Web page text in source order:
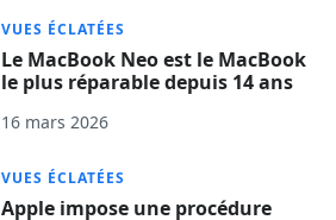
VUES ÉCLATÉES
Le MacBook Neo est le MacBook
le plus réparable depuis 14 ans
16 mars 2026
VUES ÉCLATÉES
Apple impose une procédure